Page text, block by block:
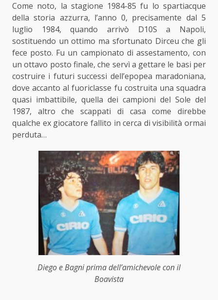
Come noto, la stagione 1984-85 fu lo spartiacque
della storia azzurra, l’anno 0, precisamente dal 5
luglio 1984, quando arrivò D10S a Napoli,
sostituendo un ottimo ma sfortunato Dirceu che gli
fece posto. Fu un campionato di assestamento, con
un ottavo posto finale, che servì a gettare le basi per
costruire i futuri successi dell’epopea maradoniana,
dove accanto al fuoriclasse fu costruita una squadra
quasi imbattibile, quella dei campioni del Sole del
1987, altro che scappati di casa come direbbe
qualche ex giocatore fallito in cerca di visibilità ormai
perduta…
Diego e Bagni prima dell’amichevole con il
Boavista